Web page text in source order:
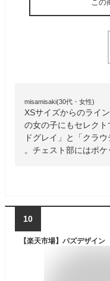
この
misamisaki(30代・女性)
XSサイズからのライ
の女の子にもセレク
ドグレイ」と「クラ
。チェスト部にはポケ
10